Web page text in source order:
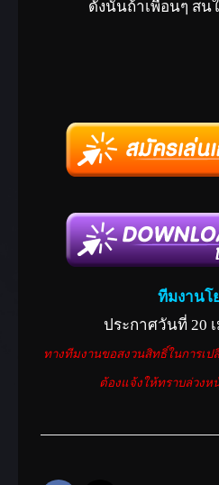
ดังนั้นถ้าเพื่อนๆ สน
ทีมงานโ
ประกาศวันที่ 20
ทางทีมงานขอสงวนสิทธิ์ในการเป
ต้องแจ้งให้ทราบล่วงห